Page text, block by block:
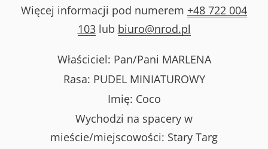
Więcej informacji pod numerem +48 722 004
103lub biuro@nrod.pl
Właściciel: Pan/Pani MARLENA
Rasa: PUDEL MINIATUROWY
Imię: Coco
Wychodzi na spacery w
mieście/miejscowości: Stary Targ